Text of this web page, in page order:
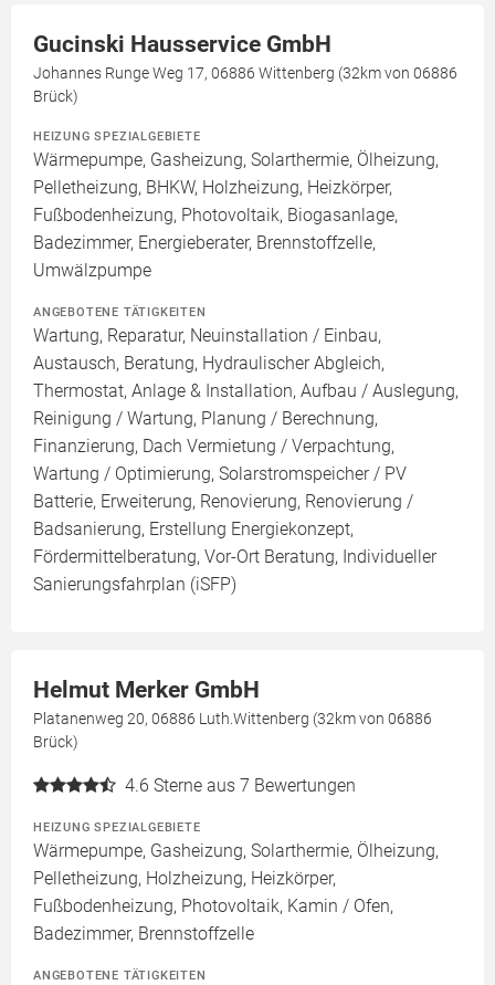
Gucinski Hausservice GmbH
Johannes Runge Weg 17, 06886 Wittenberg (32km von 06886
Brück)
HEIZUNG SPEZIALGEBIETE
Wärmepumpe, Gasheizung, Solarthermie, Ölheizung,
Pelletheizung, BHKW, Holzheizung, Heizkörper,
Fußbodenheizung, Photovoltaik, Biogasanlage,
Badezimmer, Energieberater, Brennstoffzelle,
Umwälzpumpe
ANGEBOTENE TÄTIGKEITEN
Wartung, Reparatur, Neuinstallation / Einbau,
Austausch, Beratung, Hydraulischer Abgleich,
Thermostat, Anlage & Installation, Aufbau / Auslegung,
Reinigung / Wartung, Planung / Berechnung,
Finanzierung, Dach Vermietung / Verpachtung,
Wartung / Optimierung, Solarstromspeicher / PV
Batterie, Erweiterung, Renovierung, Renovierung /
Badsanierung, Erstellung Energiekonzept,
Fördermittelberatung, Vor-Ort Beratung, Individueller
Sanierungsfahrplan (iSFP)
Helmut Merker GmbH
Platanenweg 20, 06886 Luth.Wittenberg (32km von 06886
Brück)
4.6 Sterne aus 7 Bewertungen
HEIZUNG SPEZIALGEBIETE
Wärmepumpe, Gasheizung, Solarthermie, Ölheizung,
Pelletheizung, Holzheizung, Heizkörper,
Fußbodenheizung, Photovoltaik, Kamin / Ofen,
Badezimmer, Brennstoffzelle
ANGEBOTENE TÄTIGKEITEN